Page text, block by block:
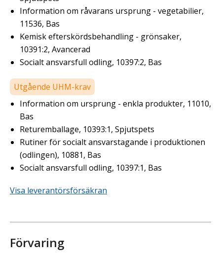
Information om råvarans ursprung - vegetabilier,
11536, Bas
Kemisk efterskördsbehandling - grönsaker,
10391:2, Avancerad
Socialt ansvarsfull odling, 10397:2, Bas
Utgående UHM-krav
Information om ursprung - enkla produkter, 11010,
Bas
Returemballage, 10393:1, Spjutspets
Rutiner för socialt ansvarstagande i produktionen
(odlingen), 10881, Bas
Socialt ansvarsfull odling, 10397:1, Bas
Visa leverantörsförsäkran
Förvaring